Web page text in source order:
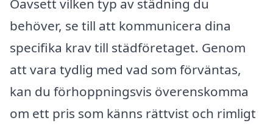
Oavsett vilken typ av städning du
behöver, se till att kommunicera dina
specifika krav till städföretaget. Genom
att vara tydlig med vad som förväntas,
kan du förhoppningsvis överenskomma
om ett pris som känns rättvist och rimligt